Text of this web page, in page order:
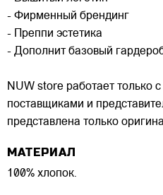
- Фирменный брендинг
- Преппи эстетика
- Дополнит базовый
NUW store работает только
поставщиками и
представлена только
МАТЕРИАЛ
100% хлопок.